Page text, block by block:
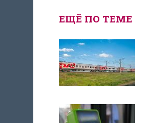
ЕЩЁ ПО ТЕМЕ